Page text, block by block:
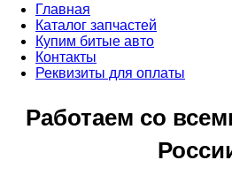
Главная
Каталог запчастей
Купим битые авто
Контакты
Реквизиты для оплаты
Работаем со